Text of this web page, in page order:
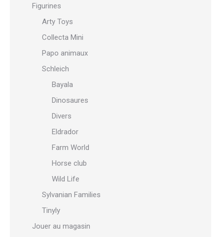
Figurines
Arty Toys
Collecta Mini
Papo animaux
Schleich
Bayala
Dinosaures
Divers
Eldrador
Farm World
Horse club
Wild Life
Sylvanian Families
Tinyly
Jouer au magasin